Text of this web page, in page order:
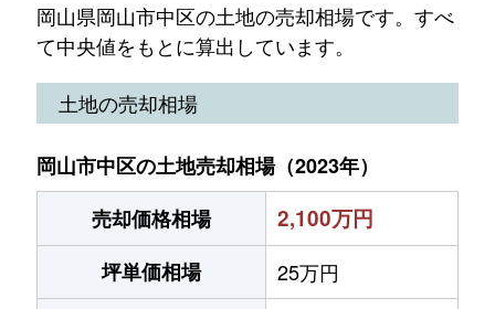
岡山県岡山市中区の土地の売却相場です。すべ
て中央値をもとに算出しています。
土地の売却相場
岡山市中区の土地売却相場（2023年）
売却価格相場
2,100万円
坪単価相場
25万円